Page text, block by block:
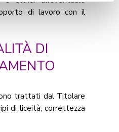
ai cookie,
di lavoro con il
DI
trattati dal Titolare
di liceità, correttezza